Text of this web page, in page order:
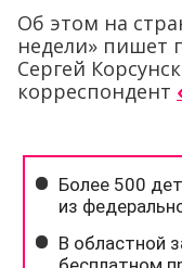
Об этом на
недели» пишет
Сергей
корреспондент